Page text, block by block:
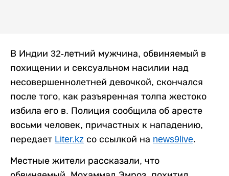
В Индии 32-летний мужчина, обвиняемый в
похищении и сексуальном насилии над
несовершеннолетней девочкой, скончался
после того, как разъяренная толпа жестоко
избила его в. Полиция сообщила об аресте
восьми человек, причастных к нападению,
передает Liter.kz со ссылкой на news9live.
Местные жители рассказали, что